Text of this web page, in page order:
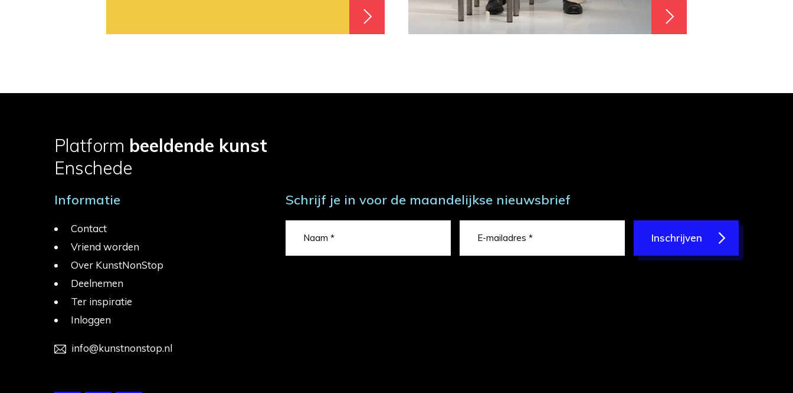
Platform beeldende kunst
Enschede
Informatie
Contact
Vriend worden
Over KunstNonStop
Deelnemen
Ter inspiratie
Inloggen
info@kunstnonstop.nl
Schrijf je in voor de maandelijkse nieuwsbrief
Inschrijven